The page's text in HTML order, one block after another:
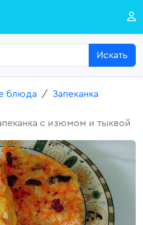
Искать
блюда
Запеканка
с изюмом и тыквой